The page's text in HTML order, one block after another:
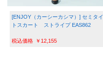
[ENJOY（カーシーカシマ）] セミタイ
トスカート　ストライプ EAS862
￥12,155